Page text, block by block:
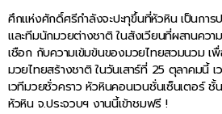
ศึกแห่งศักดิ์ศรีกำลังจะปะทุขึ้นที่หัวหิน เป็นการ
และทีมนักมวยต่างชาติ ในสังเวียนที่ผสานคว
เชือก กับความเข้มข้นของมวยไทยสวมนวม
มวยไทยสร้างชาติ ในวันเสาร์ที่ 25 ตุลาคมนี้
เวทีมวยชั่วคราว หัวหินคอนเวนชั่นเซ็นเตอร์
หัวหิน จ.ประจวบฯ งานนี้เข้าชมฟรี !